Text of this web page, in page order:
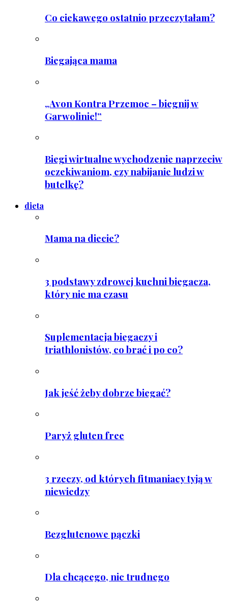
Co ciekawego ostatnio przeczytałam?
Biegająca mama
„Avon Kontra Przemoc – biegnij w
Garwolinie!”
Biegi wirtualne wychodzenie naprzeciw
oczekiwaniom, czy nabijanie ludzi w
butelkę?
dieta
Mama na diecie?
3 podstawy zdrowej kuchni biegacza,
który nie ma czasu
Suplementacja biegaczy i
triathlonistów, co brać i po co?
Jak jeść żeby dobrze biegać?
Paryż gluten free
3 rzeczy, od których fitmaniacy tyją w
niewiedzy
Bezglutenowe pączki
Dla chcącego, nic trudnego